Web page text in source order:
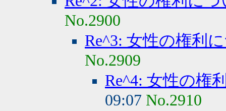
No.2900
Re^3: 女性の権利
No.2909
Re^4: 女性の権
09:07 No.2910